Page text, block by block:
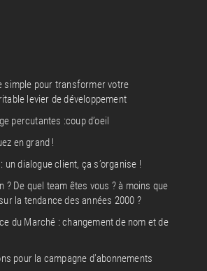
simple pour transformer votre
levier de développement
percutantes :coup d’oeil
en grand !
dialogue client, ça s’organise !
? De quel team êtes vous ? à moins que
la tendance des années 2000 ?
du Marché : changement de nom et de
pour la campagne d’abonnements